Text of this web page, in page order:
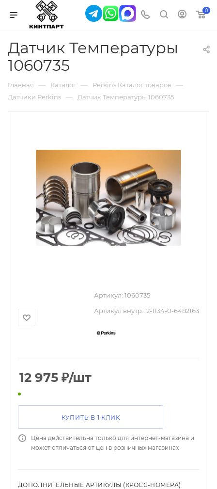
0
Датчик Температуры
1060735
Главная — Каталог — Perkins Каталог товаров —
Датчики Perkins — Датчик Температуры 1060735
Артикул: 1060735
Артикул внутр.: 2-1134-0-6482163
12 975 ₽/шт
КУПИТЬ В 1 КЛИК
Цена действительна только для интернет-магазина и
может отличаться от цен в розничных магазинах
ДОПОЛНИТЕЛЬНЫЕ АРТИКУЛЫ (КРОСС-НОМЕРА)